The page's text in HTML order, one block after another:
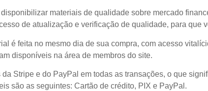
materiais de qualidade sobre mercado
de atualização e verificação de qualidade, para que
é feita no mesmo dia de sua compra, com acesso
disponíveis na área de membros do site.
Stripe e do PayPal em todas as transações, o que
são as seguintes: Cartão de crédito, PIX e PayPal.